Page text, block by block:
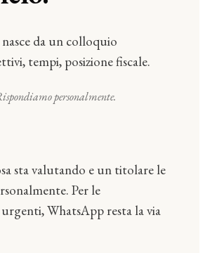
da un colloquio
tempi, posizione fiscale.
personalmente.
sta valutando e un titolare le
Per le
WhatsApp resta la via